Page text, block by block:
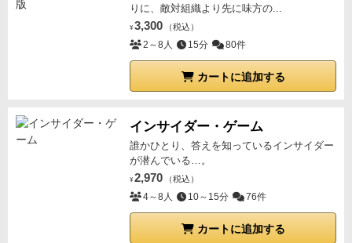
りに、敵対組織より先に味方の...
¥ 3,300 （税込）
2～8人 15分 80件
カートに追加する
インサイダー・ゲーム
誰かひとり、答えを知っているインサイダー
が潜んでいる…。
¥ 2,970 （税込）
4～8人 10～15分 76件
カートに追加する